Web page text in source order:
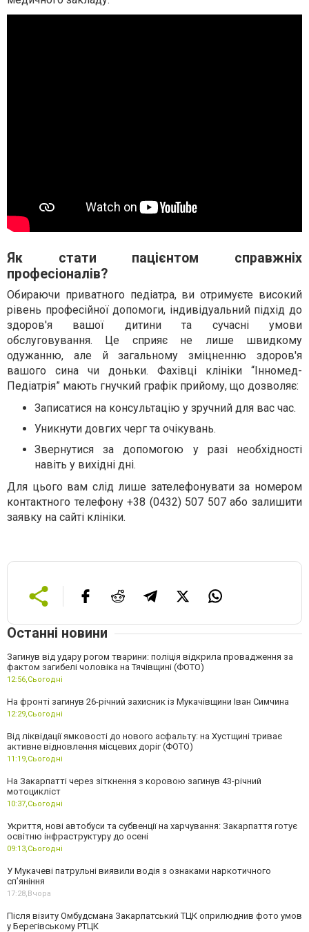
Як стати пацієнтом справжніх
професіоналів?
Обираючи приватного педіатра, ви отримуєте високий
рівень професійної допомоги, індивідуальний підхід до
здоров'я вашої дитини та сучасні умови
обслуговування. Це сприяє не лише швидкому
одужанню, але й загальному зміцненню здоров'я
вашого сина чи доньки. Фахівці клініки “Інномед-
Педіатрія” мають гнучкий графік прийому, що дозволяє:
Записатися на консультацію у зручний для вас час.
Уникнути довгих черг та очікувань.
Звернутися за допомогою у разі необхідності
навіть у вихідні дні.
Для цього вам слід лише зателефонувати за номером
контактного телефону +38 (0432) 507 507 або залишити
заявку на сайті клініки.
Останні новини
Загинув від удару рогом тварини: поліція відкрила провадження за
фактом загибелі чоловіка на Тячівщині (ФОТО)
12:56,Сьогодні
На фронті загинув 26-річний захисник із Мукачівщини Іван Симчина
12:29,Сьогодні
Від ліквідації ямковості до нового асфальту: на Хустщині триває
активне відновлення місцевих доріг (ФОТО)
11:19,Сьогодні
На Закарпатті через зіткнення з коровою загинув 43-річний
мотоцикліст
10:37,Сьогодні
Укриття, нові автобуси та субвенції на харчування: Закарпаття готує
освітню інфраструктуру до осені
09:13,Сьогодні
У Мукачеві патрульні виявили водія з ознаками наркотичного
сп’яніння
17:28,Вчора
Після візиту Омбудсмана Закарпатський ТЦК оприлюднив фото умов
у Берегівському РТЦК